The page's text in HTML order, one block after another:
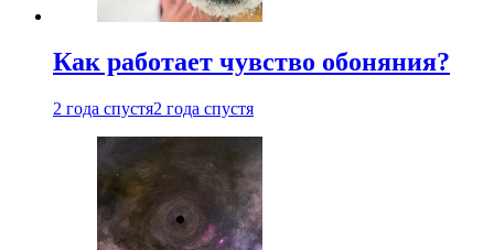
Как работает чувство обоняния?
2 года спустя2 года спустя